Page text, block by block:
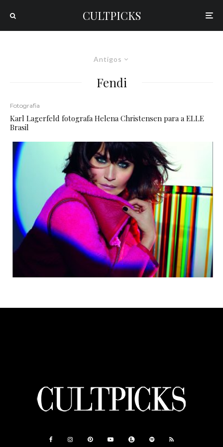
CULTPICKS
Antigos
Fendi
Fotografia
Karl Lagerfeld fotografa Helena Christensen para a ELLE
Brasil